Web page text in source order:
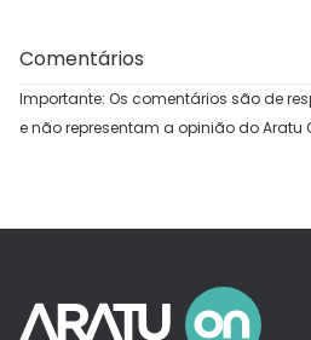
Comentários
Importante: Os comentários são de
e não representam a opinião do Aratu